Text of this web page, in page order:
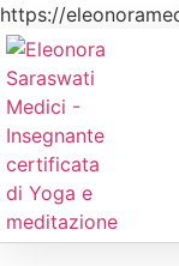
https://